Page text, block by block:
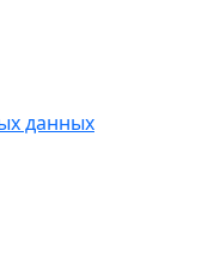
данных